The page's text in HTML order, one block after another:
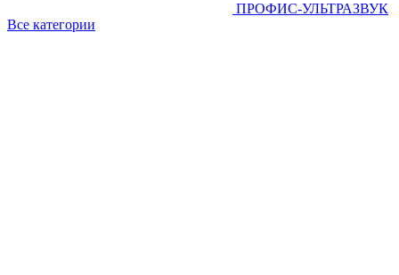
ПРОФИС-УЛЬТРАЗВУК
Все категории